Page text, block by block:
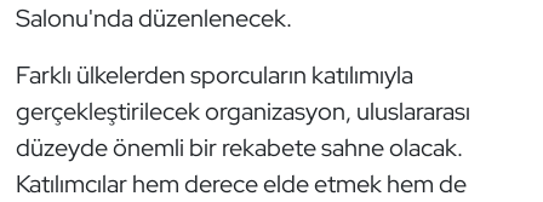
Salonu'nda düzenlenecek.
Farklı ülkelerden sporcuların katılımıyla
gerçekleştirilecek organizasyon, uluslararası
düzeyde önemli bir rekabete sahne olacak.
Katılımcılar hem derece elde etmek hem de
Kick Boks
Kürek